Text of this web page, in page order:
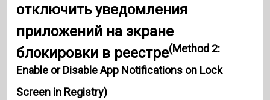
отключить уведомления
приложений на экране
блокировки в реестре(Method 2:
Enable or Disable App Notifications on Lock
Screen in Registry)